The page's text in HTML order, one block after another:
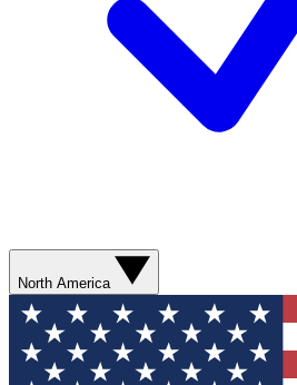
North America